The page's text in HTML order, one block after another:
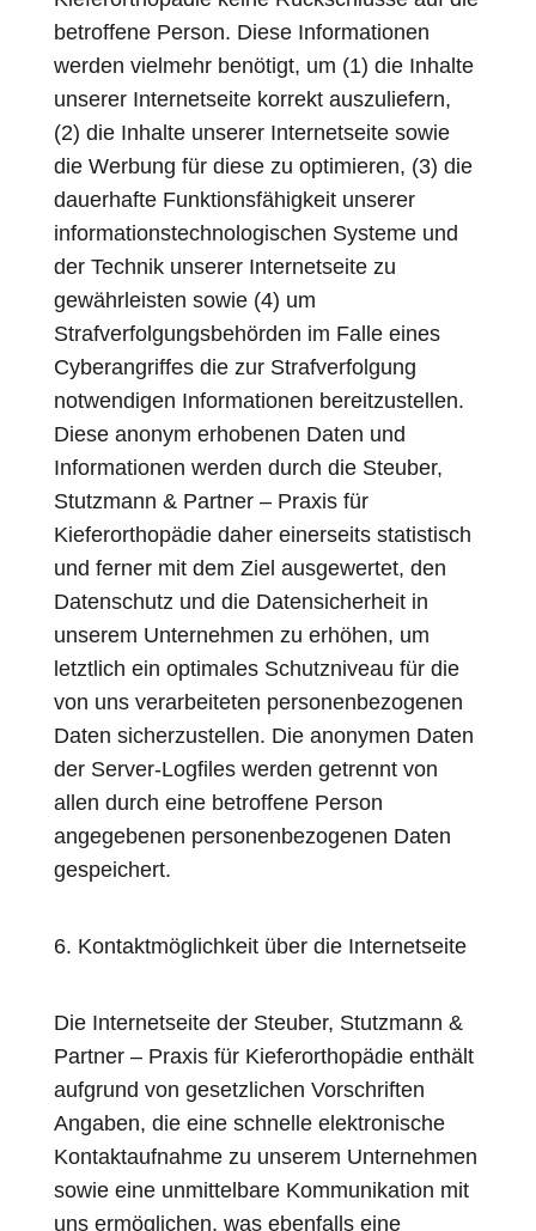
betroffene Person. Diese Informationen
werden vielmehr benötigt, um (1) die Inhalte
unserer Internetseite korrekt auszuliefern,
(2) die Inhalte unserer Internetseite sowie
die Werbung für diese zu optimieren, (3) die
dauerhafte Funktionsfähigkeit unserer
informationstechnologischen Systeme und
der Technik unserer Internetseite zu
gewährleisten sowie (4) um
Strafverfolgungsbehörden im Falle eines
Cyberangriffes die zur Strafverfolgung
notwendigen Informationen bereitzustellen.
Diese anonym erhobenen Daten und
Informationen werden durch die Steuber,
Stutzmann & Partner – Praxis für
Kieferorthopädie daher einerseits statistisch
und ferner mit dem Ziel ausgewertet, den
Datenschutz und die Datensicherheit in
unserem Unternehmen zu erhöhen, um
letztlich ein optimales Schutzniveau für die
von uns verarbeiteten personenbezogenen
Daten sicherzustellen. Die anonymen Daten
der Server-Logfiles werden getrennt von
allen durch eine betroffene Person
angegebenen personenbezogenen Daten
gespeichert.
6. Kontaktmöglichkeit über die Internetseite
Die Internetseite der Steuber, Stutzmann &
Partner – Praxis für Kieferorthopädie enthält
aufgrund von gesetzlichen Vorschriften
Angaben, die eine schnelle elektronische
Kontaktaufnahme zu unserem Unternehmen
sowie eine unmittelbare Kommunikation mit
uns ermöglichen, was ebenfalls eine